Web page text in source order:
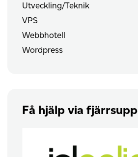
Utveckling/Teknik
VPS
Webbhotell
Wordpress
Få hjälp via